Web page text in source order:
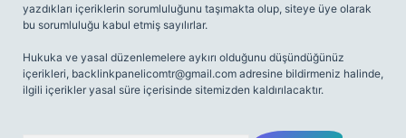
yazdıkları içeriklerin sorumluluğunu taşımakta olup, siteye üye olarak
bu sorumluluğu kabul etmiş sayılırlar.
Hukuka ve yasal düzenlemelere aykırı olduğunu düşündüğünüz
içerikleri, backlinkpanelicomtr@gmail.com adresine bildirmeniz halinde,
ilgili içerikler yasal süre içerisinde sitemizden kaldırılacaktır.